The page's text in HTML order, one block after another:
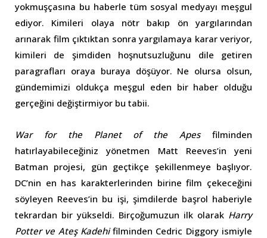
yokmuşçasına bu haberle tüm sosyal medyayı meşgul
ediyor. Kimileri olaya nötr bakıp ön yargılarından
arınarak film çıktıktan sonra yargılamaya karar veriyor,
kimileri de şimdiden hoşnutsuzluğunu dile getiren
paragrafları oraya buraya döşüyor. Ne olursa olsun,
gündemimizi oldukça meşgul eden bir haber olduğu
gerçeğini değiştirmiyor bu tabii.
War for the Planet of the Apes filminden
hatırlayabileceğiniz yönetmen Matt Reeves’in yeni
Batman projesi, gün geçtikçe şekillenmeye başlıyor.
DC’nin en has karakterlerinden birine film çekeceğini
söyleyen Reeves’in bu işi, şimdilerde başrol haberiyle
tekrardan bir yükseldi. Birçoğumuzun ilk olarak Harry
Potter ve Ateş Kadehifilminden Cedric Diggory ismiyle